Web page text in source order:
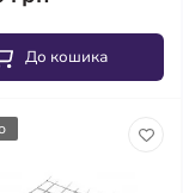
До кошика